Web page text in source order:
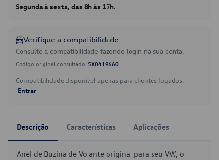
Segunda à sexta, das 8h às 17h.
Verifique a compatibilidade
Consulte a compatibilidade fazendo login na sua conta.
Código original consultado: 5X0419660
Compatibilidade disponível apenas para clientes logados.
Entrar
Descrição Características Aplicações
Anel de Buzina de Volante original para seu VW, o